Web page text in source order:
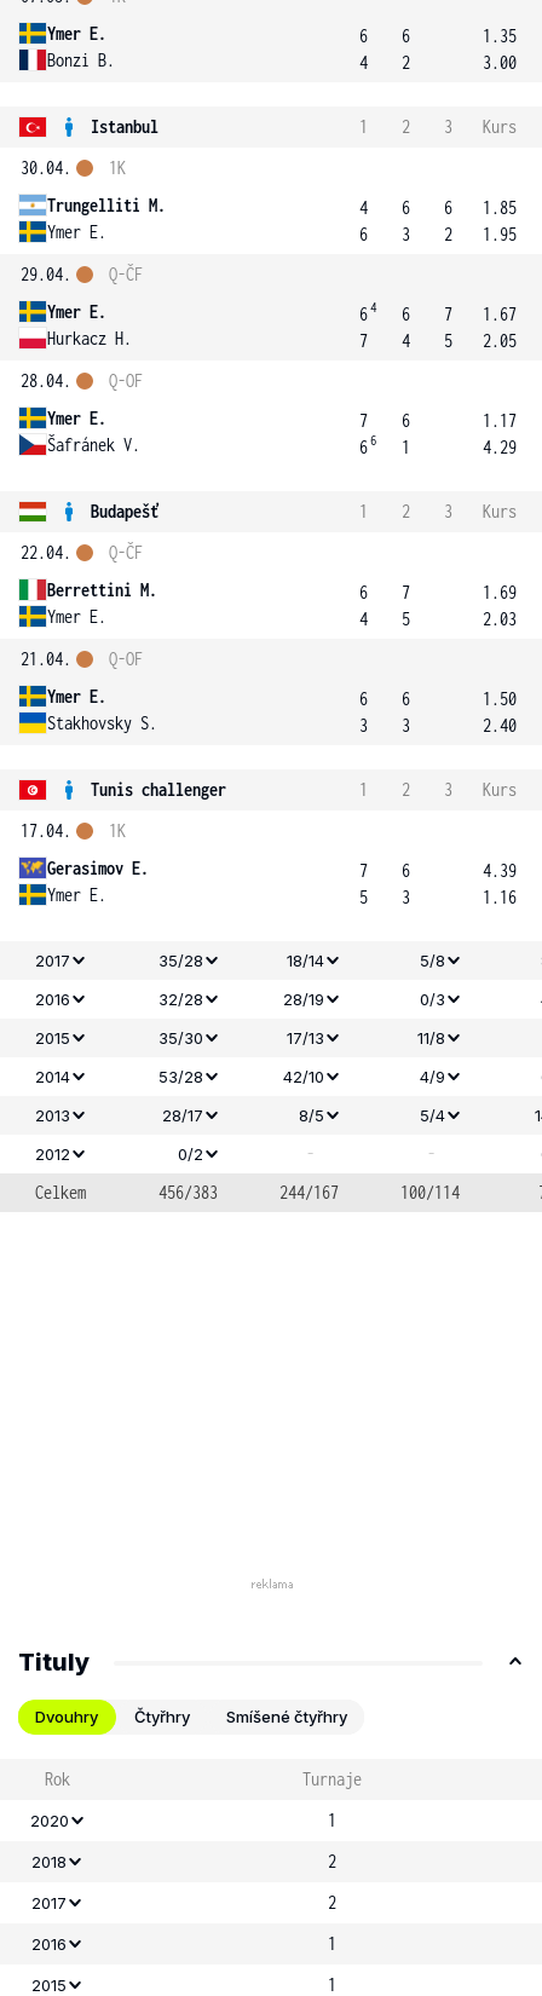
Ymer E.
Bonzi B.
6
4
6
2
1.35
3.00
Istanbul 1 2 3
Kurs
30.04.
Trungelliti M.
Ymer E.
1K
4
6
6
3
6
2
1.85
1.95
29.04.
Ymer E.
Hurkacz H.
Q-ČF
64
7
6
4
7
5
1.67
2.05
28.04.
Ymer E.
Šafránek V.
Q-OF
7
66
6
1
1.17
4.29
Budapešť 1 2 3
Kurs
22.04.
Berrettini M.
Ymer E.
Q-ČF
6
4
7
5
1.69
2.03
21.04.
Ymer E.
Stakhovsky S.
Q-OF
6
3
6
3
1.50
2.40
Tunis challenger 1 2 3
Kurs
17.04.
Gerasimov E.
Ymer E.
1K
7
5
6
3
4.39
1.16
2017 35/28 18/14 5/8
2016
32/28 28/19 0/3
2015
35/30 17/13 11/8
2014
53/28 42/10 4/9
2013
28/17 8/5 5/4
2012
0/2 - -
Celkem 456/383 244/167 100/114
Tituly
Dvouhry Čtyřhry Smíšené čtyřhry
Rok Turnaje
2020 1
2018 2
2017 2
2016 1
2015 1